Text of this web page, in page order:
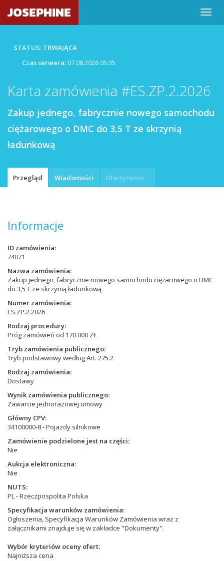
JOSEPHINE
STATUS: TRWAJĄCA
Czas serwera:07.08.2026 05:35
Karta zamówienia #ES.ZP.2.2026
Zakup jednego, fabrycznie nowego samochodu
ciężarowego o DMC do 3,5 T ze skrzynią
ładunkową
Przegląd Wiadomości Oferty/wnioski
Informacje
ID zamówienia
74071
Nazwa zamówienia
Zakup jednego, fabrycznie nowego samochodu ciężarowego o DMC
do 3,5 T ze skrzynią ładunkową
Numer zamówienia
ES.ZP.2.2026
Rodzaj procedury
Próg zamówień od 170 000 ZŁ
Tryb zamówienia publicznego
Tryb podstawowy według Art. 275.2
Rodzaj zamówienia
Dostawy
Wynik zamówienia publicznego
Zawarcie jednorazowej umowy
Główny CPV
34100000-8 - Pojazdy silnikowe
Zamówienie podzielone jest na części
Nie
Aukcja elektroniczna
Nie
NUTS
PL - Rzeczpospolita Polska
Specyfikacja warunków zamówienia
Ogłoszenia, Specyfikacja Warunków Zamówienia wraz z
załącznikami znajduje się w zakładce "Dokumenty".
Wybór kryteriów oceny ofert
Najniższa cena